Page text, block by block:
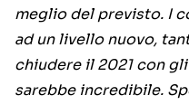
meglio del previsto. I
ad un livello nuovo,
chiudere il 2021 con
sarebbe incredibile.